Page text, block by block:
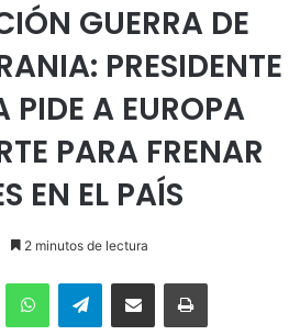
GUERRA DE
PRESIDENTE
PIDE A EUROPA
PARA FRENAR
EN EL PAÍS
2 minutos de lectura
WhatsAppTelegramEnviar vía email Imprimir